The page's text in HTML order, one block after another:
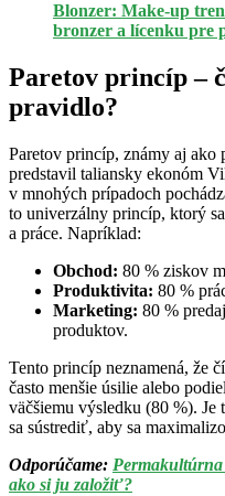
Blonzer: Make-up
bronzer a lícenku pre
Paretov princíp –
pravidlo?
Paretov princíp, známy aj
predstavil taliansky ekonóm
v mnohých prípadoch
to univerzálny princíp, ktorý
a práce. Napríklad:
Obchod: 80 % ziskov
Produktivita: 80 %
Marketing: 80 %
produktov.
Tento princíp neznamená, že
často menšie úsilie alebo
väčšiemu výsledku (80 %).
sa sústrediť, aby sa
Odporúčame:
ako si ju založiť?